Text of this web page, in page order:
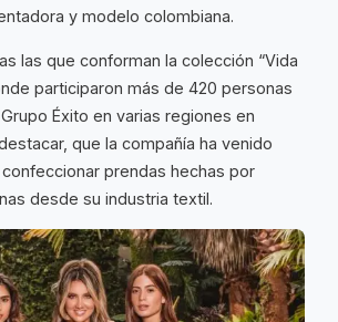
y modelo colombiana.
las que conforman la colección “Vida
participaron más de 420 personas
Éxito en varias regiones en
que la compañía ha venido
prendas hechas por
desde su industria textil.